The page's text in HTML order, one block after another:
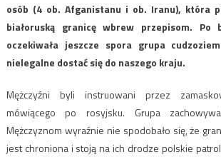
osób (4 ob. Afganistanu i ob. Iranu), która
białoruską granicę wbrew przepisom. Po
oczekiwała jeszcze spora grupa
nielegalne dostać się do naszego kraju.
Mężczyźni byli instruowani przez
mówiącego po rosyjsku. Grupa
Mężczyznom wyraźnie nie spodobało się, że
jest chroniona i stoją na ich drodze polskie